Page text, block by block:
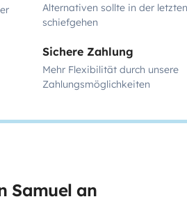
Alternativen sollte in der
schiefgehen
Sichere Zahlung
Mehr Flexibilität durch unsere
Zahlungsmöglichkeiten
Samuel an